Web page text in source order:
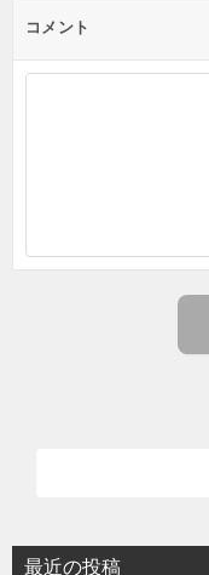
コメント
最近の投稿